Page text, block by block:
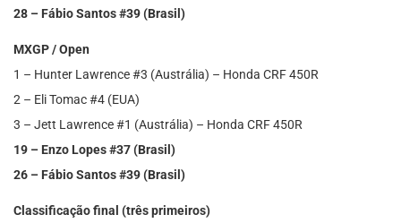
28 – Fábio Santos #39 (Brasil)
MXGP / Open
1 – Hunter Lawrence #3 (Austrália) – Honda CRF 450R
2 – Eli Tomac #4 (EUA)
3 – Jett Lawrence #1 (Austrália) – Honda CRF 450R
19 – Enzo Lopes #37 (Brasil)
26 – Fábio Santos #39 (Brasil)
Classificação final (três primeiros)